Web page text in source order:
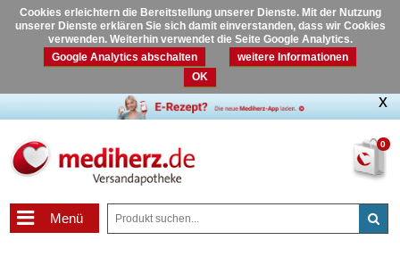
Cookies erleichtern die Bereitstellung unserer Dienste. Mit der Nutzung
unserer Dienste erklären Sie sich damit einverstanden, dass wir Cookies
verwenden. Weiterhin verwendet die Seite Google Analytics.
Google Analytics abschalten
weitere Informationen
OK
0
Menü